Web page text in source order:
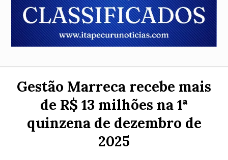
Gestão Marreca recebe mais
de R$ 13 milhões na 1ª
quinzena de dezembro de
2025